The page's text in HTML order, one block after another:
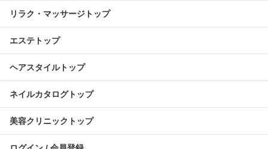
リラク・マッサージトップ
エステトップ
ヘアスタイルトップ
ネイルカタログトップ
美容クリニックトップ